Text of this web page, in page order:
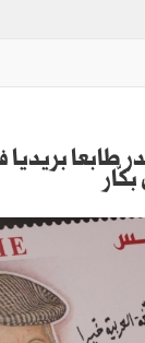
طابعا بريديا